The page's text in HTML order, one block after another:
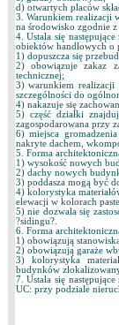
d) otwartych placów
3. Warunkiem realizacji
na środowisko zgodnie
4. Ustala się
obiektów handlowych o
1) dopuszcza się
2) obowiązuje zakaz
technicznej;
3) warunkiem realizacji
szczególności do
4) nakazuje się
5) część działki
zagospodarowana przy
6) miejsca
nakryte dachem,
5. Forma
1) wysokość nowych
2) dachy nowych
3) poddasza mogą być
4) kolorystyka
elewacji w kolorach
5) nie dozwala się
?sidingu?.
6. Forma
1) obowiązują
2) obowiązują garaże
3) kolorystyka
budynków
7. Ustala się
UC: przy podziale